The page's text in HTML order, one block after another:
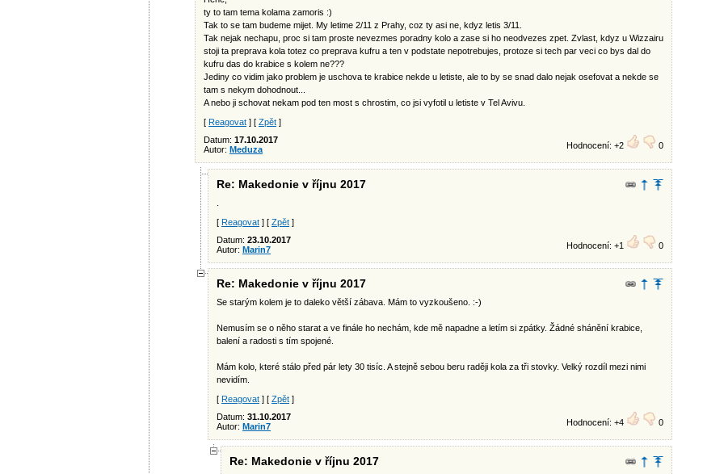
ty to tam tema kolama zamoris :)
Tak to se tam budeme mijet. My letime 2/11 z Prahy, coz ty asi ne, kdyz letis 3/11.
Tak nejak nechapu, proc si tam proste nevezmes poradny kolo a zase si ho neodvezes zpet. Zvlast, kdyz u Wizzairu
stoji ta preprava kola totez co preprava kufru a ten v podstate nepotrebujes, protoze si tech par veci co bys dal do
kufru das do krabice s kolem ne???
Jediny co vidim jako problem je uschova te krabice nekde u letiste, ale to by se snad dalo nejak osefovat a nekde se
tam s nekym dohodnout...
A nebo ji schovat nekam pod ten most s chrostim, co jsi vyfotil u letiste v Tel Avivu.
[ Reagovat ] [ Zpět ]
Datum: 17.10.2017
Autor: Meduza Hodnocení: +2 0
Re: Makedonie v říjnu 2017
[ Reagovat ] [ Zpět ]
Datum: 23.10.2017
Autor: Marin7 Hodnocení: +1 0
Re: Makedonie v říjnu 2017
Se starým kolem je to daleko větší zábava. Mám to vyzkoušeno. :-)
Nemusím se o něho starat a ve finále ho nechám, kde mě napadne a letím si zpátky. Žádné shánění krabice,
balení a radosti s tím spojené.
Mám kolo, které stálo před pár lety 30 tisíc. A stejně sebou beru raději kola za tři stovky. Velký rozdíl mezi nimi
nevidím.
[ Reagovat ] [ Zpět ]
Datum: 31.10.2017
Autor: Marin7 Hodnocení: +4 0
Re: Makedonie v říjnu 2017